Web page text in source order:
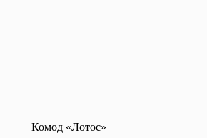
Комод «Лотос»